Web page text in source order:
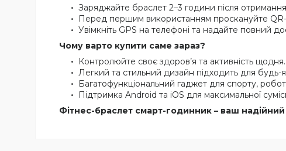
Заряджайте браслет 2–3 години після
Перед першим використанням проскануйте QR-
Увімкніть GPS на телефоні та надайте повний
Чому варто купити саме зараз?
Контролюйте своє здоров’я та активність щодня.
Легкий та стильний дизайн підходить для будь-
Багатофункціональний гаджет для спорту,
Підтримка Android та iOS для максимальної
Фітнес-браслет смарт-годинник – ваш